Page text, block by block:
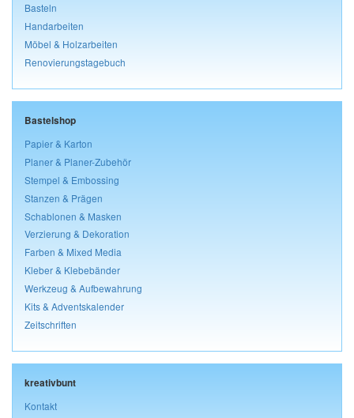
Basteln
Handarbeiten
Möbel & Holzarbeiten
Renovierungstagebuch
Bastelshop
Papier & Karton
Planer & Planer-Zubehör
Stempel & Embossing
Stanzen & Prägen
Schablonen & Masken
Verzierung & Dekoration
Farben & Mixed Media
Kleber & Klebebänder
Werkzeug & Aufbewahrung
Kits & Adventskalender
Zeitschriften
kreativbunt
Kontakt